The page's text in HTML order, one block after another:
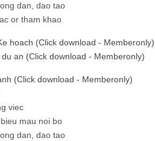
dan, dao tao
or tham khao
hoach (Click download - Memberonly)
an (Click download - Memberonly)
(Click download - Memberonly)
viec
mau noi bo
dan, dao tao